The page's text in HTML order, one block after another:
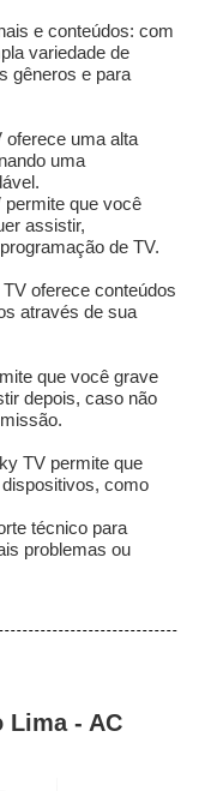
e conteúdos: com
variedade de
gêneros e para
oferece uma alta
uma
que você
assistir,
de TV.
oferece conteúdos
através de sua
que você grave
depois, caso não
TV permite que
como
técnico para
problemas ou
Lima - AC